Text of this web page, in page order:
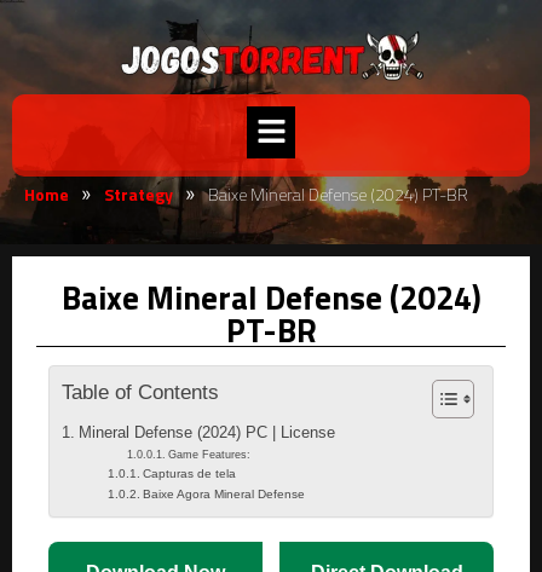
Home » Strategy » Baixe Mineral Defense (2024) PT-BR
Baixe Mineral Defense (2024)
PT-BR
Table of Contents
Mineral Defense (2024) PC | License
Game Features:
Capturas de tela
Baixe Agora Mineral Defense